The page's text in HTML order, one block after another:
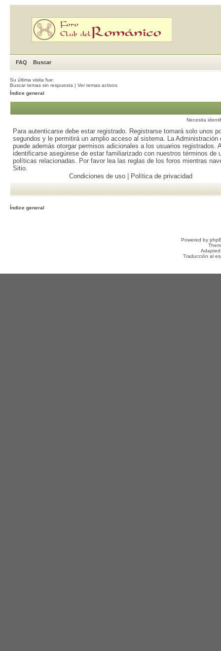
FAQ Buscar
Su última visita fue:
Buscar temas sin respuesta | Ver temas activos
Índice general
Necesita
Para autenticarse debe estar registrado. Registrarse tomará solo unos
segundos y le permitirá un amplio acceso al sistema. La Administración
puede además otorgar permisos adicionales a los usuarios registrados.
identificarse asegúrese de estar familiarizado con nuestros términos de
políticas relacionadas. Por favor lea las reglas de los foros mientras
Sitio.
Condiciones de uso| Política de privacidad
Índice general
Powered by
Traducción al